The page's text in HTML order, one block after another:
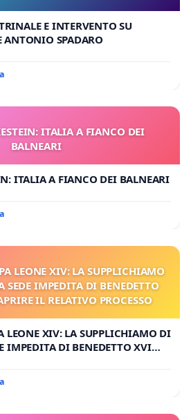
E INTERVENTO SU
ANTONIO SPADARO
ITALIA A FIANCO DEI
BALNEARI
ITALIA A FIANCO DEI BALNEARI
LEONE XIV: LA SUPPLICHIAMO
SEDE IMPEDITA DI BENEDETTO
IL RELATIVO PROCESSO
LEONE XIV: LA SUPPLICHIAMO DI
IMPEDITA DI BENEDETTO XVI
RELATIVO PROCESSO